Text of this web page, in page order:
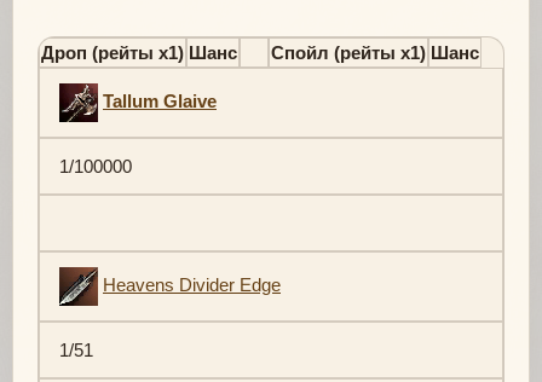
Дроп (рейты х1) Шанс Спойл (рейты х1) Шанс
Tallum Glaive
1/100000
Heavens Divider Edge
1/51